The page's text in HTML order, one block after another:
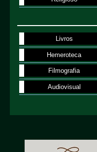
Livros
Hemeroteca
Filmografia
Audiovisual